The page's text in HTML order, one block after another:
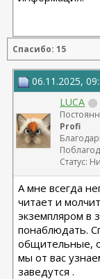
Спасибо: 15
06.11.2025,
LUCA
Profi
Статус:
А мне всегда
читает и
экземпляром в
понаблюдать.
общительные,
мы от вас
заведутся .